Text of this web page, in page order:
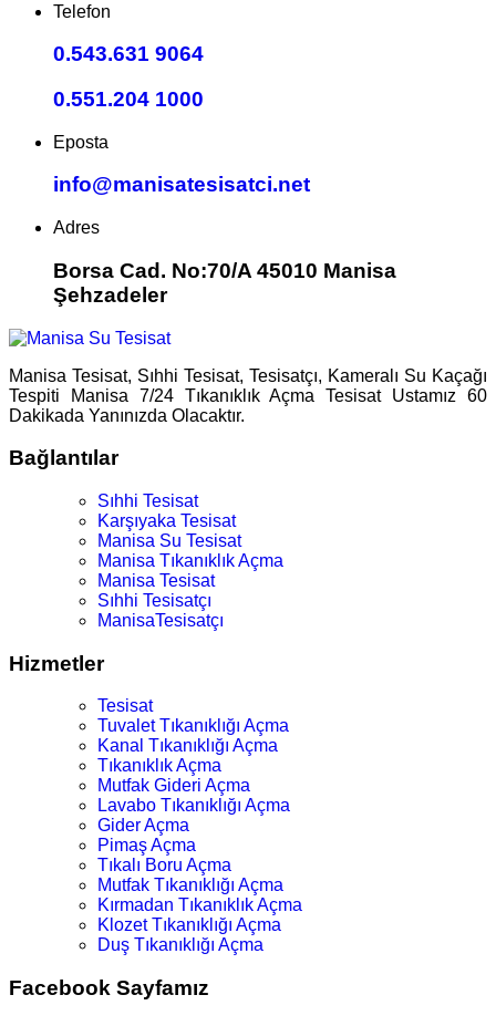
Telefon
0.543.631 9064
0.551.204 1000
Eposta
info@manisatesisatci.net
Adres
Borsa Cad. No:70/A 45010 Manisa
Şehzadeler
Manisa Tesisat, Sıhhi Tesisat, Tesisatçı, Kameralı Su Kaçağı
Tespiti Manisa 7/24 Tıkanıklık Açma Tesisat Ustamız 60
Dakikada Yanınızda Olacaktır.
Bağlantılar
Sıhhi Tesisat
Karşıyaka Tesisat
Manisa Su Tesisat
Manisa Tıkanıklık Açma
Manisa Tesisat
Sıhhi Tesisatçı
ManisaTesisatçı
Hizmetler
Tesisat
Tuvalet Tıkanıklığı Açma
Kanal Tıkanıklığı Açma
Tıkanıklık Açma
Mutfak Gideri Açma
Lavabo Tıkanıklığı Açma
Gider Açma
Pimaş Açma
Tıkalı Boru Açma
Mutfak Tıkanıklığı Açma
Kırmadan Tıkanıklık Açma
Klozet Tıkanıklığı Açma
Duş Tıkanıklığı Açma
Facebook Sayfamız